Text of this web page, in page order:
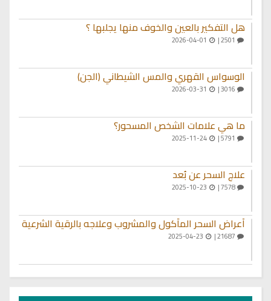
هل التفكير بالعين والخوف منها يجلبها ؟
الوسواس القهري والمس الشيطاني (الجن)
ما هي علامات الشخص المسحور؟
2025-11-24
علاج السحر عن بُعد
7578 |
أعراض السحر المأكول والمشروب وعلاجه بالرقية الشرعية